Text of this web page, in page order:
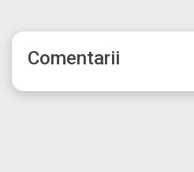
Comentarii